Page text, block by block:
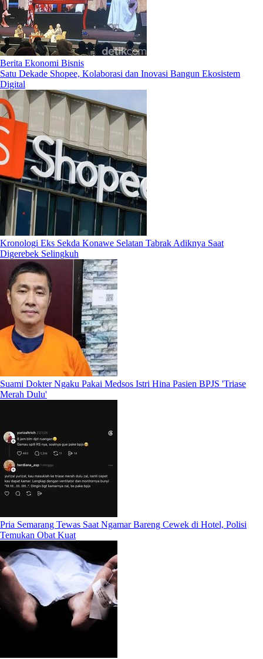
Berita Ekonomi Bisnis
Satu Dekade Shopee, Kolaborasi dan Inovasi Bangun Ekosistem
Digital
Kronologi Eks Sekda Konawe Selatan Tabrak Adiknya Saat
Digerebek Selingkuh
Suami Dokter Ngaku Pakai Medsos Istri Hina Pasien BPJS 'Triase
Merah Dulu'
Pria Semarang Tewas Saat Ngamar Bareng Cewek di Hotel, Polisi
Temukan Obat Kuat